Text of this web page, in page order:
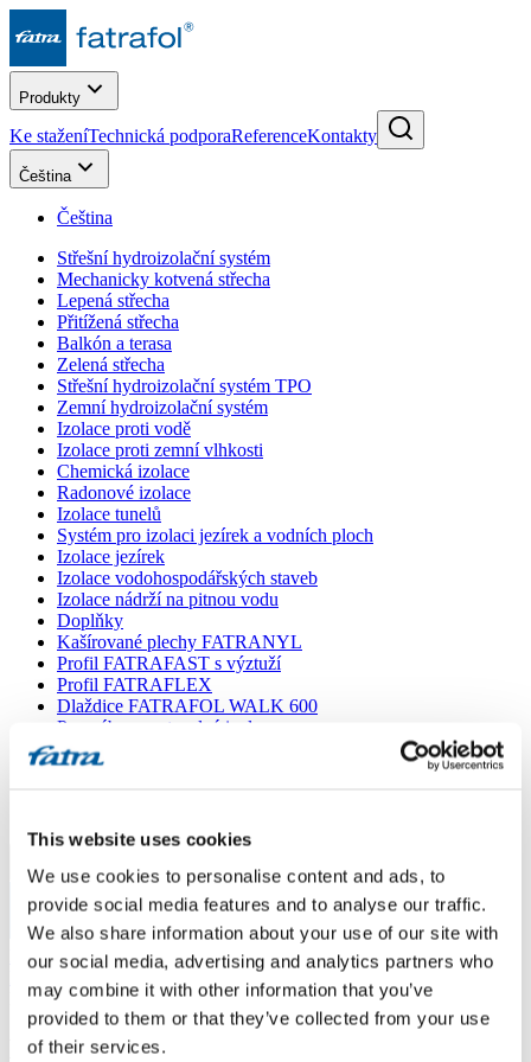
This website uses cookies
We use cookies to personalise content and ads, to
provide social media features and to analyse our traffic.
We also share information about your use of our site with
our social media, advertising and analytics partners who
may combine it with other information that you’ve
provided to them or that they’ve collected from your use
of their services.
Produkty
Ke staženíTechnická podporaReferenceKontakty
Čeština
Čeština
Střešní hydroizolační systém
Mechanicky kotvená střecha
Lepená střecha
Přitížená střecha
Balkón a terasa
Zelená střecha
Střešní hydroizolační systém TPO
Zemní hydroizolační systém
Izolace proti vodě
Izolace proti zemní vlhkosti
Chemická izolace
Radonové izolace
Izolace tunelů
Systém pro izolaci jezírek a vodních ploch
Izolace jezírek
Izolace vodohospodářských staveb
Izolace nádrží na pitnou vodu
Doplňky
Kašírované plechy FATRANYL
Profil FATRAFAST s výztuží
Profil FATRAFLEX
Dlaždice FATRAFOL WALK 600
Parozábrana a tepelná izolace
Ochranná geotextilie
Lepidla
Menu
Menu
Domů /
Kombinace tekuté hydroizolace s PVC
Kombinace tekuté hydroizolace s PVC